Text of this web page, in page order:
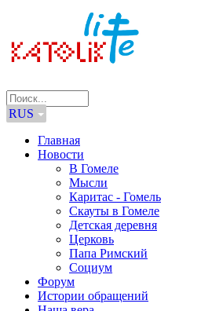
RUS
Главная
Новости
В Гомеле
Мысли
Каритас - Гомель
Скауты в Гомеле
Детская деревня
Церковь
Папа Римский
Социум
Форум
Истории обращений